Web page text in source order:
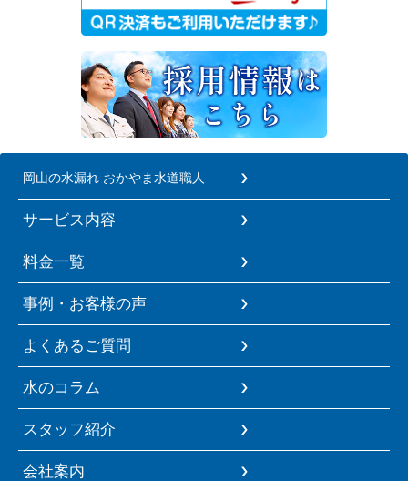
岡山の水漏れ おかやま水道職人
サービス内容
料金一覧
事例・お客様の声
よくあるご質問
水のコラム
スタッフ紹介
会社案内